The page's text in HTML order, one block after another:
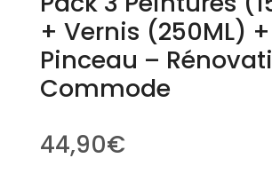
+ Vernis (250ML) +
Pinceau –
Commode
44,90€